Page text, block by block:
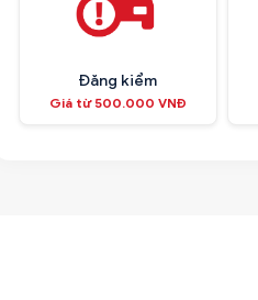
Đăng kiểm
Giá từ 500.000 VNĐ